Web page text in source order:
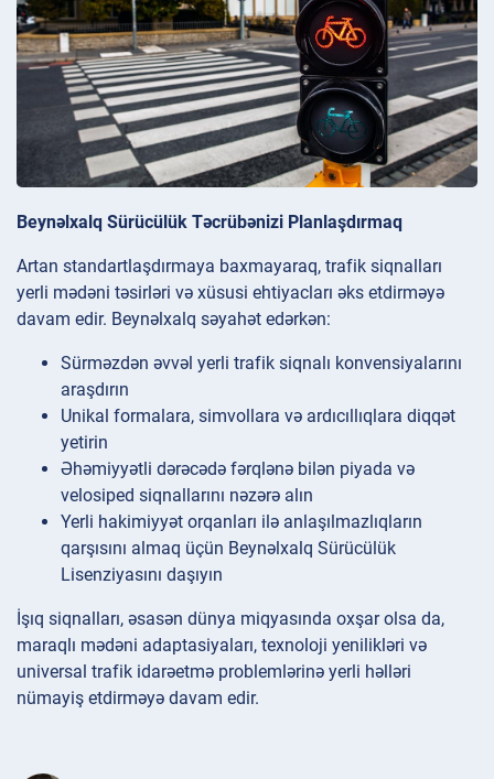
Beynəlxalq Sürücülük Təcrübənizi Planlaşdırmaq
Artan standartlaşdırmaya baxmayaraq, trafik siqnalları
yerli mədəni təsirləri və xüsusi ehtiyacları əks etdirməyə
davam edir. Beynəlxalq səyahət edərkən:
Sürməzdən əvvəl yerli trafik siqnalı konvensiyalarını
araşdırın
Unikal formalara, simvollara və ardıcıllıqlara diqqət
yetirin
Əhəmiyyətli dərəcədə fərqlənə bilən piyada və
velosiped siqnallarını nəzərə alın
Yerli hakimiyyət orqanları ilə anlaşılmazlıqların
qarşısını almaq üçün Beynəlxalq Sürücülük
Lisenziyasını daşıyın
İşıq siqnalları, əsasən dünya miqyasında oxşar olsa da,
maraqlı mədəni adaptasiyaları, texnoloji yenilikləri və
universal trafik idarəetmə problemlərinə yerli həlləri
nümayiş etdirməyə davam edir.